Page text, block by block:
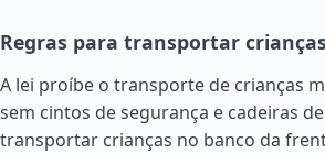
Regras para transportar
A lei proíbe o transporte de crianças
sem cintos de segurança e cadeiras
transportar crianças no banco da